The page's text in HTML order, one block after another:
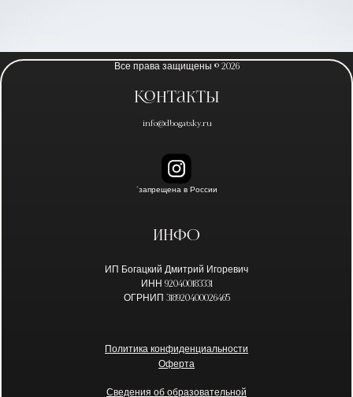
info@dbogatsky.ru
Сведения об образовательной
Контакты
Политика конфиденциальности
Оферта
Инфо
ИП Богацкий Дмитрий Игоревич
ИНН 920400183331
ОГРНИП 318920400026465
Все права защищены © 2026
*запрещена в России